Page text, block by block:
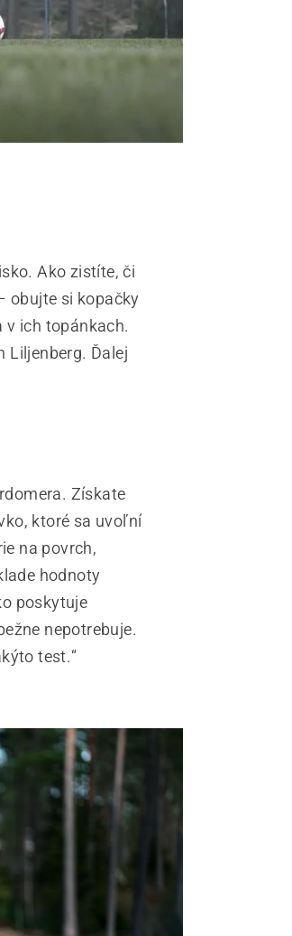
Ako zistíte, či
obujte si kopačky
v ich topánkach.
Liljenberg. Ďalej
Získate
ktoré sa uvoľní
na povrch,
hodnoty
poskytuje
nepotrebuje.
test.“